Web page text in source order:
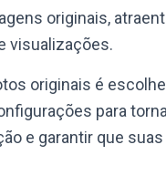
originais,
visualizações.
originais é
para
e garantir que